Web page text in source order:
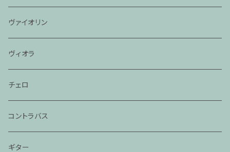
ヴァイオリン
ヴィオラ
チェロ
コントラバス
ギター